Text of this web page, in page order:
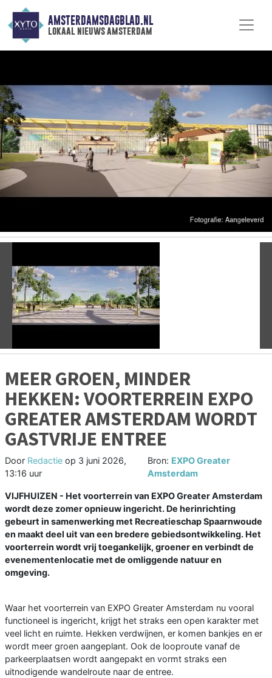
AMSTERDAMSDAGBLAD.NL
lokaal nieuws amsterdam
Vorige
MEER GROEN, MINDER
HEKKEN: VOORTERREIN EXPO
GREATER AMSTERDAM WORDT
GASTVRIJE ENTREE
Door Redactie op 3 juni 2026,
13:16 uur
Bron: EXPO Greater
Amsterdam
VIJFHUIZEN - Het voorterrein van EXPO Greater Amsterdam
wordt deze zomer opnieuw ingericht. De herinrichting
gebeurt in samenwerking met Recreatieschap Spaarnwoude
en maakt deel uit van een bredere gebiedsontwikkeling. Het
voorterrein wordt vrij toegankelijk, groener en verbindt de
evenementenlocatie met de omliggende natuur en
omgeving.
Waar het voorterrein van EXPO Greater Amsterdam nu vooral
functioneel is ingericht, krijgt het straks een open karakter met
veel licht en ruimte. Hekken verdwijnen, er komen bankjes en er
wordt meer groen aangeplant. Ook de looproute vanaf de
parkeerplaatsen wordt aangepakt en vormt straks een
uitnodigende wandelroute naar de entree.